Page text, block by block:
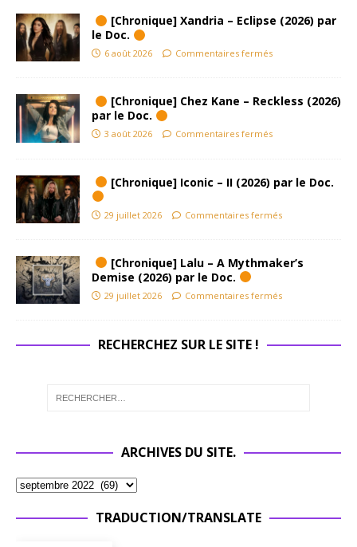
[Chronique] Xandria – Eclipse (2026) par
le Doc.
6 août 2026 Commentaires fermés
[Chronique] Chez Kane – Reckless (2026)
par le Doc.
3 août 2026 Commentaires fermés
[Chronique] Iconic – II (2026) par le Doc.
29 juillet 2026 Commentaires fermés
[Chronique] Lalu – A Mythmaker’s
Demise (2026) par le Doc.
29 juillet 2026 Commentaires fermés
RECHERCHEZ SUR LE SITE !
ARCHIVES DU SITE.
TRADUCTION/TRANSLATE